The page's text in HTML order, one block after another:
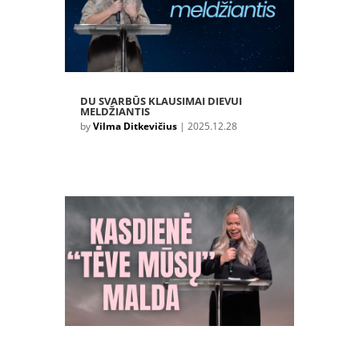
DU SVARBŪS KLAUSIMAI DIEVUI
MELDŽIANTIS
byVilma Ditkevičius| 2025.12.28